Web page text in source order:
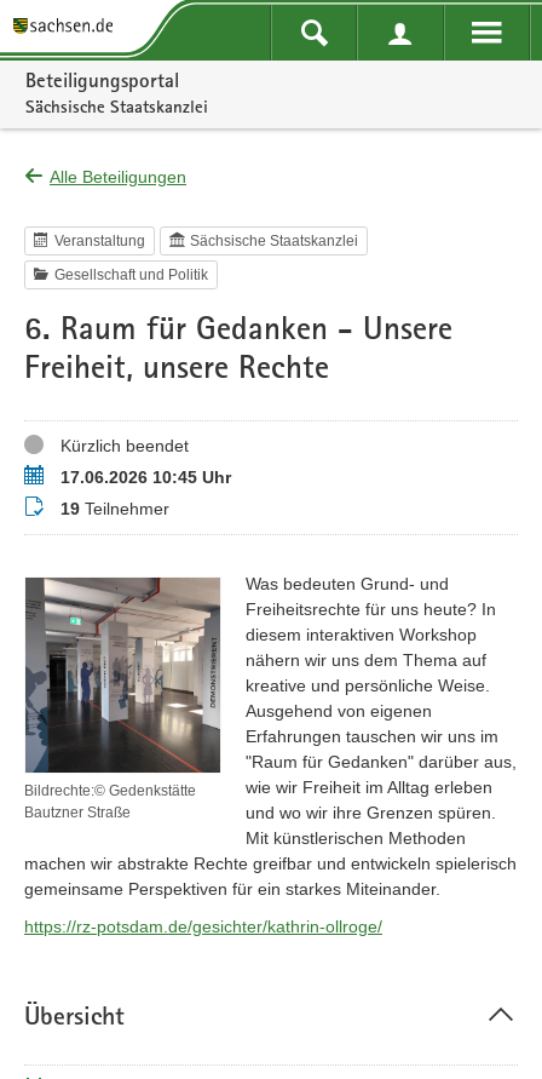
Portalnavigation
Beteiligungsportal
Sächsische Staatskanzlei
Alle Beteiligungen
Veranstaltung Sächsische Staatskanzlei
Gesellschaft und Politik
6. Raum für Gedanken - Unsere
Freiheit, unsere Rechte
StatusKürzlich beendet
Termin17.06.2026 10:45 Uhr
Teilnehmer
19 Teilnehmer
Bildrechte:© Gedenkstätte
Bautzner Straße
Was bedeuten Grund- und
Freiheitsrechte für uns heute? In
diesem interaktiven Workshop
nähern wir uns dem Thema auf
kreative und persönliche Weise.
Ausgehend von eigenen
Erfahrungen tauschen wir uns im
"Raum für Gedanken" darüber aus,
wie wir Freiheit im Alltag erleben
und wo wir ihre Grenzen spüren.
Mit künstlerischen Methoden
machen wir abstrakte Rechte greifbar und entwickeln spielerisch
gemeinsame Perspektiven für ein starkes Miteinander.
https://rz-potsdam.de/gesichter/kathrin-ollroge/
Übersicht